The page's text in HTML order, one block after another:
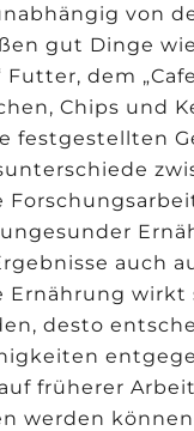
von
gut Dinge
Futter, dem
Chips und
festgestellten
auch
Ernährung
desto
früherer
werden